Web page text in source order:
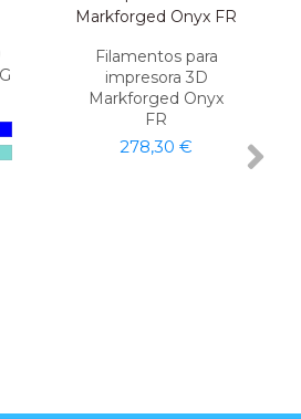
Filamentos para
impresora 3D
Markforged Onyx
FR
278,30 €